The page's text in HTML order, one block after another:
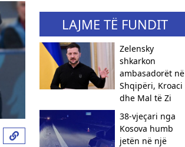
LAJME TË FUNDIT
Zelensky
shkarkon
ambasadorët në
Shqipëri, Kroaci
dhe Mal të Zi
38-vjeçari nga
Kosova humb
jetën në një